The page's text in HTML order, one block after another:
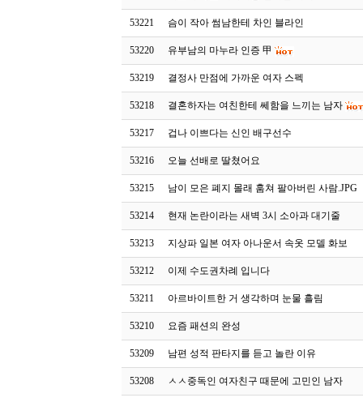
53221 슴이 작아 썸남한테 차인 블라인
53220 유부남의 마누라 인증 甲
53219 결정사 만점에 가까운 여자 스펙
53218 결혼하자는 여친한테 쎄함을 느끼는 남자
53217 겁나 이쁘다는 신인 배구선수
53216 오늘 선배로 딸쳤어요
53215 남이 모은 폐지 몰래 훔쳐 팔아버린 사람.JPG
53214 현재 논란이라는 새벽 3시 소아과 대기줄
53213 지상파 일본 여자 아나운서 속옷 모델 화보
53212 이제 수도권차례 입니다
53211 아르바이트한 거 생각하며 눈물 흘림
53210 요즘 패션의 완성
53209 남편 성적 판타지를 듣고 놀란 이유
53208 ㅅㅅ중독인 여자친구 때문에 고민인 남자